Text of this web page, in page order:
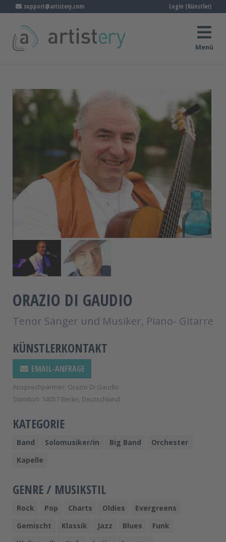
support@artistery.com Login (Künstler)
Menü
ORAZIO DI GAUDIO
Tenor Sänger und Musiker, Piano- Gitarre
KÜNSTLERKONTAKT
EMAIL-ANFRAGE
Ansprechpartner: Orazio Di Gaudio
Standort: 14057 Berlin, Deutschland
KATEGORIE
Band Solomusiker/in Big Band
Orchester
Kapelle
GENRE / MUSIKSTIL
Rock Pop Charts Oldies
Evergreens
Gemischt
Klassik Jazz Blues
Funk